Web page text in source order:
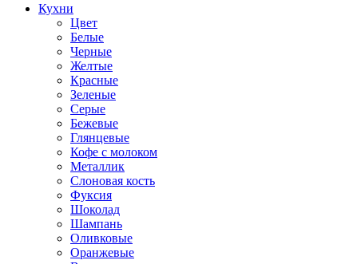
Кухни
Цвет
Белые
Черные
Желтые
Красные
Зеленые
Серые
Бежевые
Глянцевые
Кофе с молоком
Металлик
Слоновая кость
Фуксия
Шоколад
Шампань
Оливковые
Оранжевые